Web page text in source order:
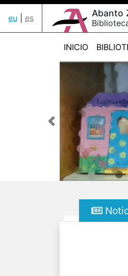
eu es Abanto
INICIO
Anterior